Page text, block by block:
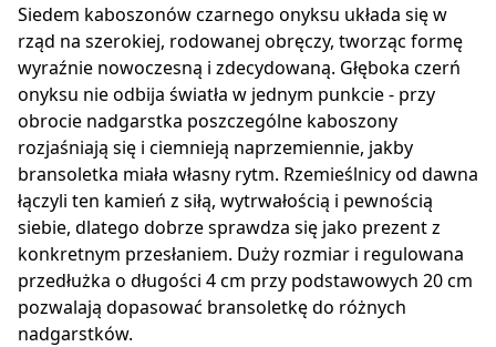
Siedem kaboszonów czarnego onyksu układa się w
rząd na szerokiej, rodowanej obręczy, tworząc formę
wyraźnie nowoczesną i zdecydowaną. Głęboka czerń
onyksu nie odbija światła w jednym punkcie - przy
obrocie nadgarstka poszczególne kaboszony
rozjaśniają się i ciemnieją naprzemiennie, jakby
bransoletka miała własny rytm. Rzemieślnicy od dawna
łączyli ten kamień z siłą, wytrwałością i pewnością
siebie, dlatego dobrze sprawdza się jako prezent z
konkretnym przesłaniem. Duży rozmiar i regulowana
przedłużka o długości 4 cm przy podstawowych 20 cm
pozwalają dopasować bransoletkę do różnych
nadgarstków.